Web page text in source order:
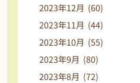
2023年12月 (60)
2023年11月 (44)
2023年10月 (55)
2023年9月 (80)
2023年8月 (72)